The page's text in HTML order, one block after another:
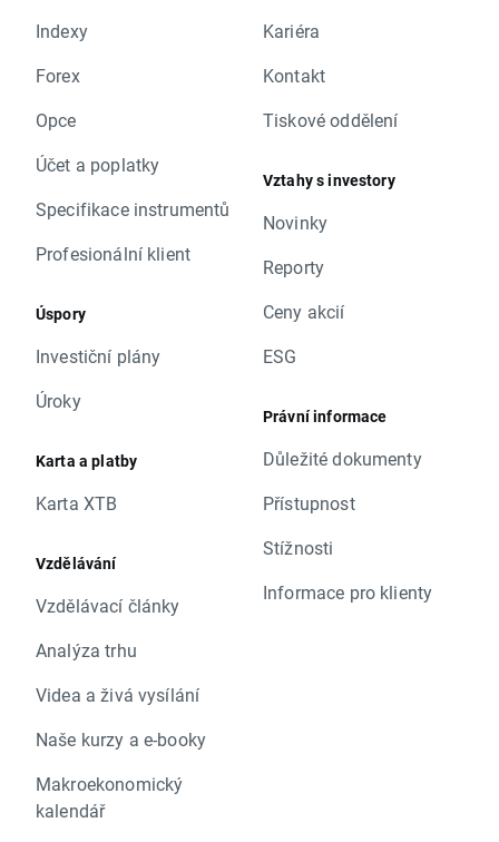
Indexy
Forex
Opce
Účet a poplatky
Specifikace instrumentů
Profesionální klient
Úspory
Investiční plány
Úroky
Karta a platby
Karta XTB
Vzdělávání
Vzdělávací články
Analýza trhu
Videa a živá vysílání
Naše kurzy a e-booky
Makroekonomický
kalendář
Kariéra
Kontakt
Tiskové oddělení
Vztahy s investory
Novinky
Reporty
Ceny akcií
ESG
Právní informace
Důležité dokumenty
Přístupnost
Stížnosti
Informace pro klienty